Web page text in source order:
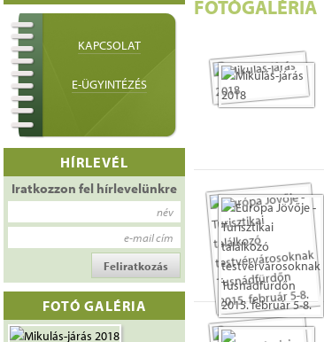
KAPCSOLAT
E-ÜGYINTÉZÉS
HÍRLEVÉL
Iratkozzon fel hírlevelünkre
név
e-mail cím
FOTÓ GALÉRIA
FOTÓGALÉRIA